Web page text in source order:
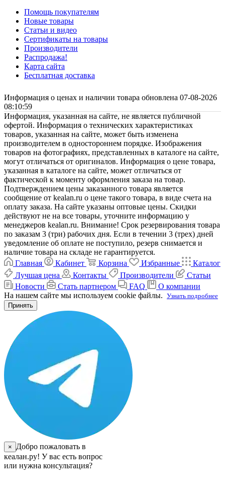
Помощь покупателям
Новые товары
Статьи и видео
Сертификаты на товары
Производители
Распродажа!
Карта сайта
Бесплатная доставка
Информация о ценах и наличии товара обновлена 07-08-2026
08:10:59
Информация, указанная на сайте, не является публичной
офертой. Информация о технических характеристиках
товаров, указанная на сайте, может быть изменена
производителем в одностороннем порядке. Изображения
товаров на фотографиях, представленных в каталоге на сайте,
могут отличаться от оригиналов. Информация о цене товара,
указанная в каталоге на сайте, может отличаться от
фактической к моменту оформления заказа на товар.
Подтверждением цены заказанного товара является
сообщение от kealan.ru о цене такого товара, в виде счета на
оплату заказа. На сайте указаны оптовые цены. Скидки
действуют не на все товары, уточните информацию у
менеджеров kealan.ru. Внимание! Срок резервирования товара
по заказам 3 (три) рабочих дня. Если в течении 3 (трех) дней
уведомление об оплате не поступило, резерв снимается и
наличие товара на складе не гарантируется.
Главная
Кабинет Корзина Избранные
Каталог
Лучшая цена
Контакты Производители
Статьи
Новости
Стать партнером FAQ
О компании
На нашем сайте мы используем cookie файлы. Узнать подробнее
Принять
×
Добро пожаловать в
кеалан.ру! У вас есть вопрос
или нужна консультация?